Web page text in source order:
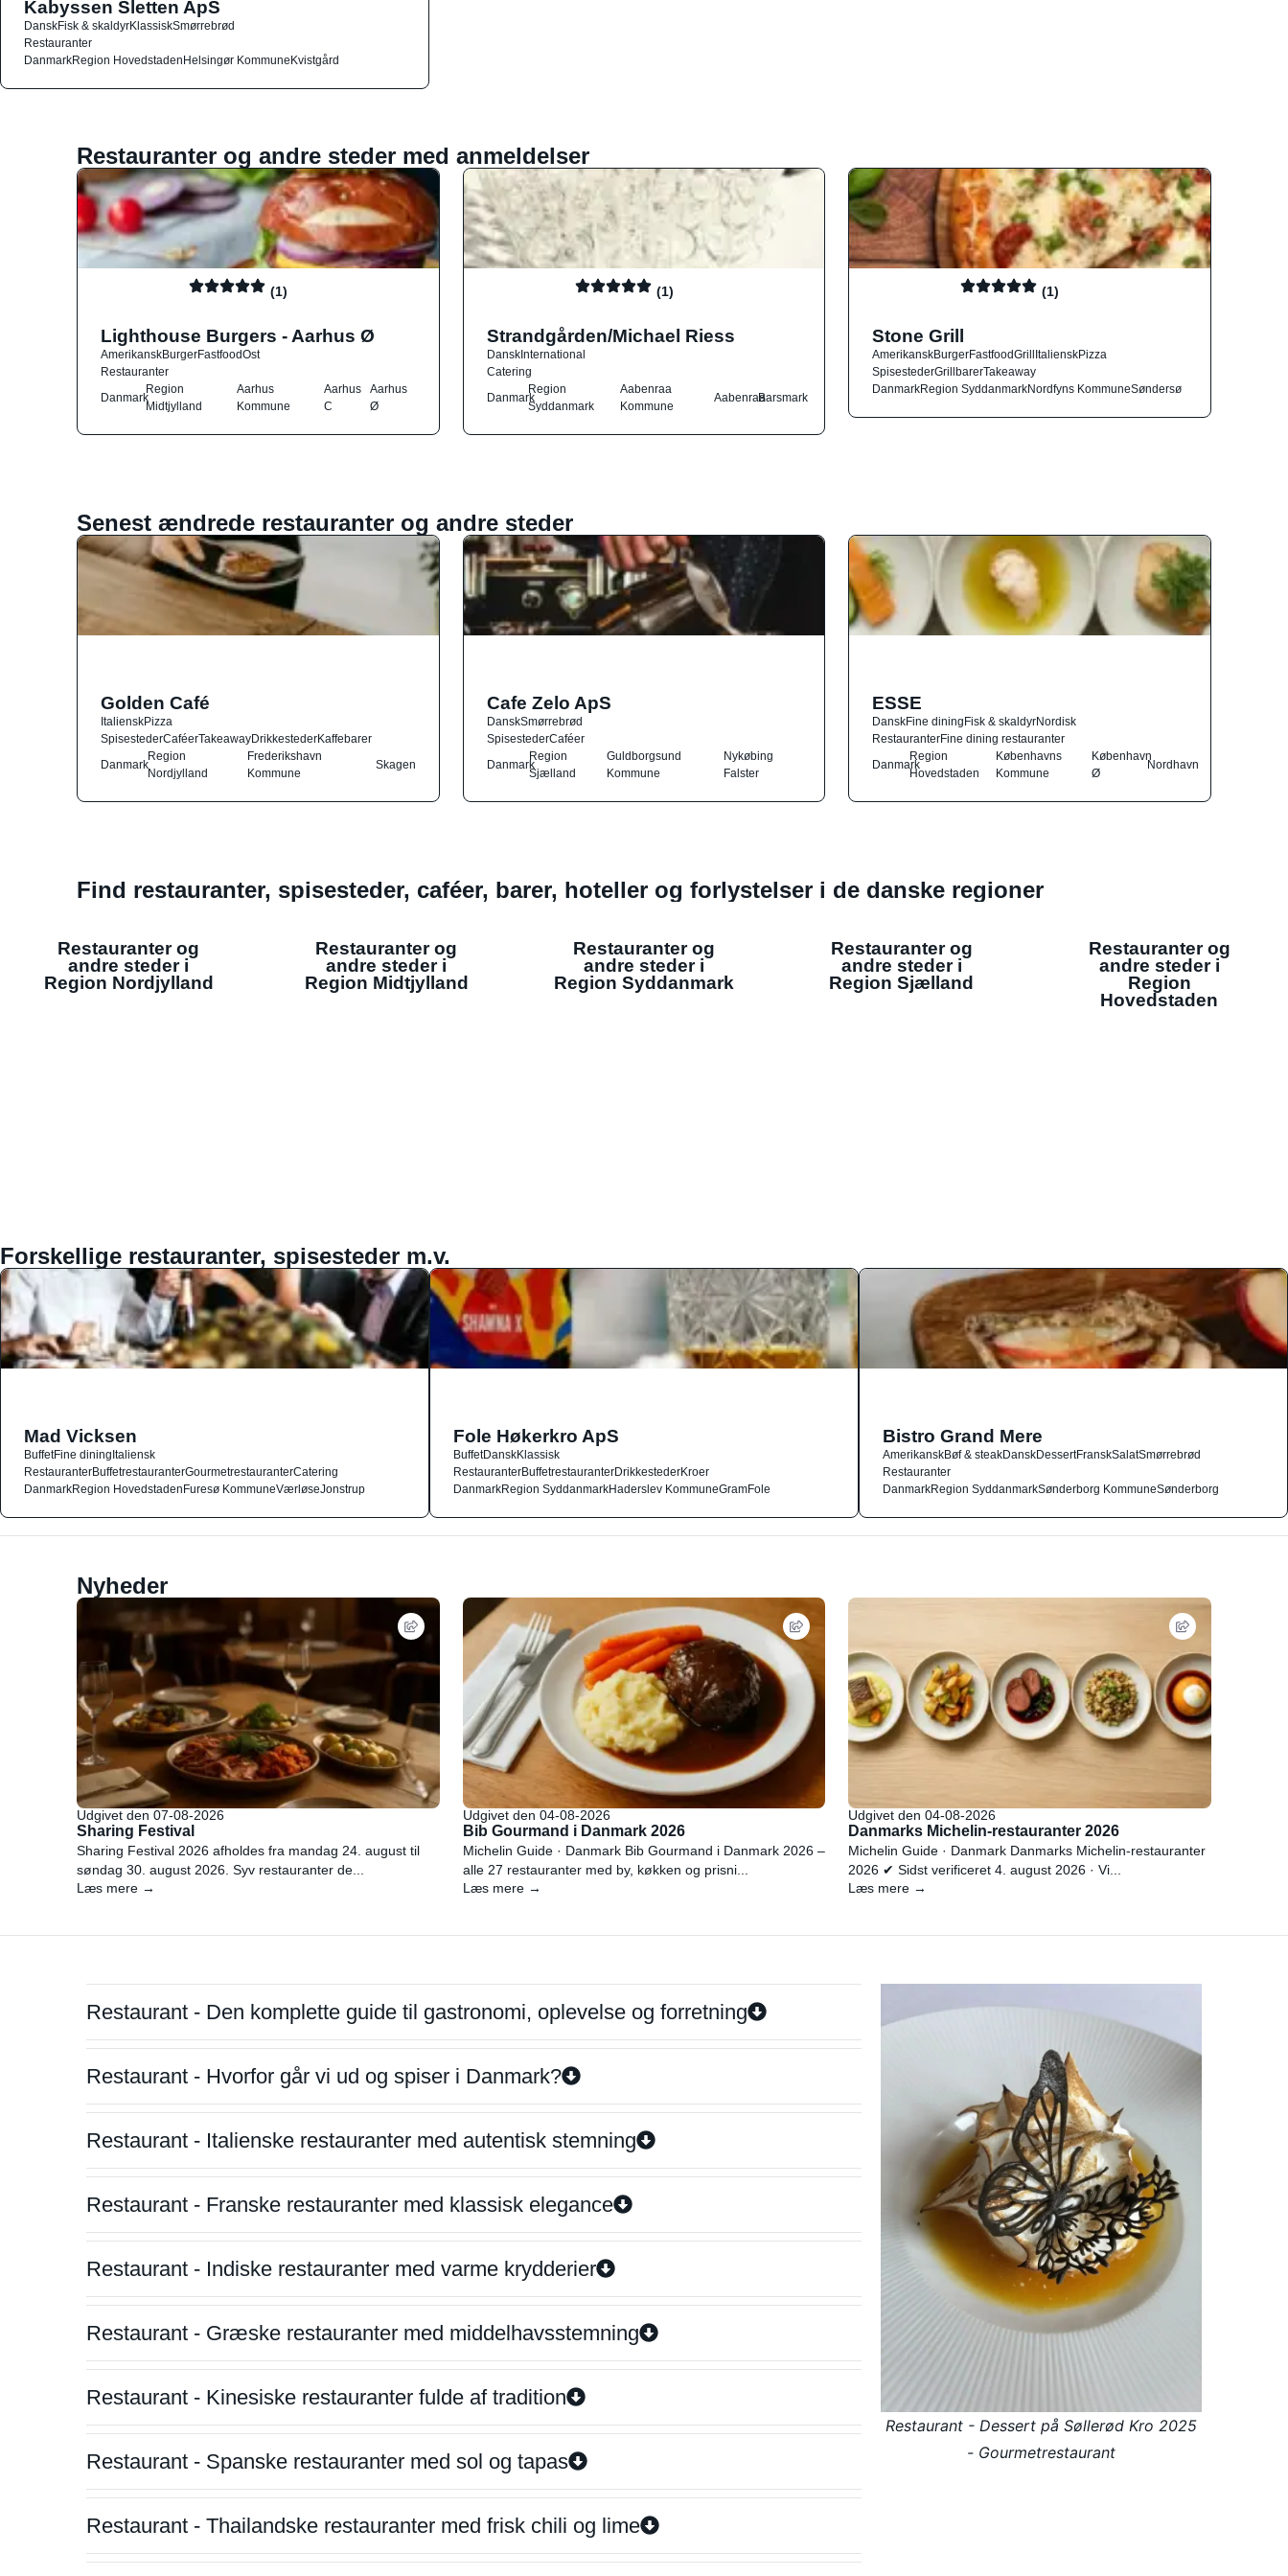
Kabyssen Sletten ApS
DanskFisk & skaldyrKlassiskSmørrebrød
Restauranter
DanmarkRegion HovedstadenHelsingør KommuneKvistgård
Restauranter og andre steder med anmeldelser
(1)
Lighthouse Burgers - Aarhus Ø
AmerikanskBurgerFastfoodOst
Restauranter
Danmark
Region
Midtjylland
Aarhus
Kommune
Aarhus
C
Aarhus
Ø
(1)
Strandgården/Michael Riess
DanskInternational
Catering
Danmark
Region
Syddanmark
Aabenraa
Kommune
AabenraaBarsmark
(1)
Stone Grill
AmerikanskBurgerFastfoodGrillItalienskPizza
SpisestederGrillbarerTakeaway
DanmarkRegion SyddanmarkNordfyns KommuneSøndersø
Senest ændrede restauranter og andre steder
Golden Café
ItalienskPizza
SpisestederCaféerTakeawayDrikkestederKaffebarer
Danmark
Region
Nordjylland
Frederikshavn
Kommune
Skagen
Cafe Zelo ApS
DanskSmørrebrød
SpisestederCaféer
Danmark
Region
Sjælland
Guldborgsund
Kommune
Nykøbing
Falster
ESSE
DanskFine diningFisk & skaldyrNordisk
RestauranterFine dining restauranter
Danmark
Region
Hovedstaden
Københavns
Kommune
København
Ø
Nordhavn
Find restauranter, spisesteder, caféer, barer, hoteller og forlystelser i de danske regioner
Restauranter og
andre steder i
Region Nordjylland
Restauranter og
andre steder i
Region Midtjylland
Restauranter og
andre steder i
Region Syddanmark
Restauranter og
andre steder i
Region Sjælland
Restauranter og
andre steder i
Region
Hovedstaden
Forskellige restauranter, spisesteder m.v.
Mad Vicksen
BuffetFine diningItaliensk
RestauranterBuffetrestauranterGourmetrestauranterCatering
DanmarkRegion HovedstadenFuresø KommuneVærløseJonstrup
Fole Høkerkro ApS
BuffetDanskKlassisk
RestauranterBuffetrestauranterDrikkestederKroer
DanmarkRegion SyddanmarkHaderslev KommuneGramFole
Bistro Grand Mere
AmerikanskBøf & steakDanskDessertFranskSalatSmørrebrød
Restauranter
DanmarkRegion SyddanmarkSønderborg KommuneSønderborg
Nyheder
Udgivet den 07-08-2026
Sharing Festival
Sharing Festival 2026 afholdes fra mandag 24. august til
søndag 30. august 2026. Syv restauranter de...
Læs mere →
Udgivet den 04-08-2026
Bib Gourmand i Danmark 2026
Michelin Guide · Danmark Bib Gourmand i Danmark 2026 –
alle 27 restauranter med by, køkken og prisni...
Læs mere →
Udgivet den 04-08-2026
Danmarks Michelin-restauranter 2026
Michelin Guide · Danmark Danmarks Michelin-restauranter
2026 ✔ Sidst verificeret 4. august 2026 · Vi...
Læs mere →
Restaurant - Den komplette guide til gastronomi, oplevelse og forretning
Restaurant - Hvorfor går vi ud og spiser i Danmark?
Restaurant - Italienske restauranter med autentisk stemning
Restaurant - Franske restauranter med klassisk elegance
Restaurant - Indiske restauranter med varme krydderier
Restaurant - Græske restauranter med middelhavsstemning
Restaurant - Kinesiske restauranter fulde af tradition
Restaurant - Spanske restauranter med sol og tapas
Restaurant - Thailandske restauranter med frisk chili og lime
Restaurant - Dessert på Søllerød Kro 2025
- Gourmetrestaurant